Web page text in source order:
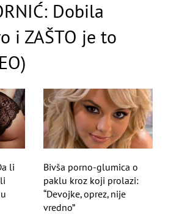
Dobila
i ZAŠTO je to
li
Bivša porno-glumica o
paklu kroz koji prolazi:
“Devojke, oprez, nije
vredno”